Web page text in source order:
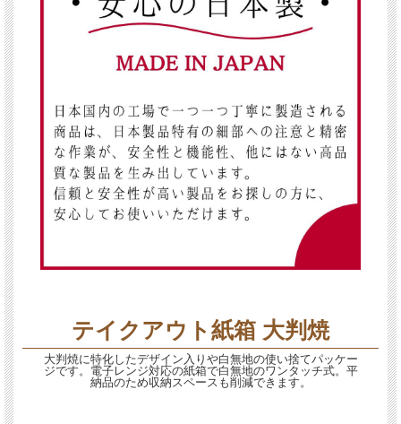
テイクアウト紙箱 大判焼
大判焼に特化したデザイン入りや白無地の使い捨てパッケー
ジです。電子レンジ対応の紙箱で白無地のワンタッチ式。平
納品のため収納スペースも削減できます。